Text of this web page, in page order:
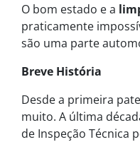
O bom estado e a
praticamente
são uma parte
Breve História
Desde a primeira
muito. A última
de Inspeção Técnica